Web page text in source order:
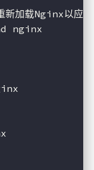
新加载Nginx以应
nginx